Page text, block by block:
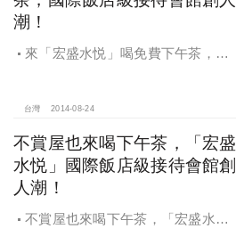
潮！
來「宏盛水悦」喝免費下午茶，國
台灣 2014-08-24
不賞屋也來喝下午茶，「宏盛
水悦」國際飯店級接待會館創
人潮！
不賞屋也來喝下午茶，「宏盛水